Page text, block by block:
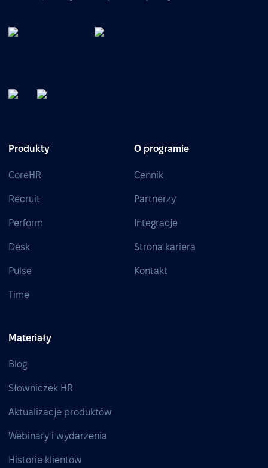
Produkty
CoreHR
Recruit
Perform
Desk
Pulse
Time
O programie
Cennik
Partnerzy
Integracje
Strona kariera
Kontakt
Materiały
Blog
Słowniczek HR
Aktualizacje produktów
Webinary i wydarzenia
Historie klientów